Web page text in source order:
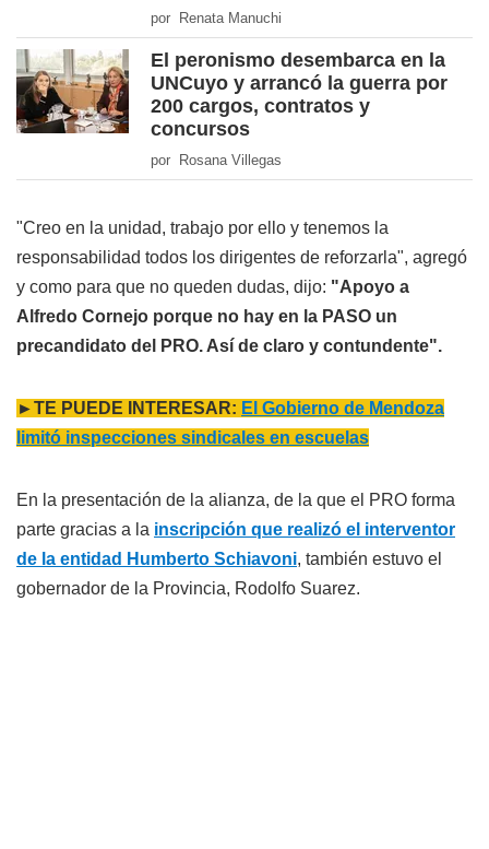
por Renata Manuchi
El peronismo desembarca en la
UNCuyo y arrancó la guerra por
200 cargos, contratos y
concursos
por Rosana Villegas
"Creo en la unidad, trabajo por ello y tenemos la
responsabilidad todos los dirigentes de reforzarla", agregó
y como para que no queden dudas, dijo: "Apoyo a
Alfredo Cornejo porque no hay en la PASO un
precandidato del PRO. Así de claro y contundente".
►TE PUEDE INTERESAR: El Gobierno de Mendoza
limitó inspecciones sindicales en escuelas
En la presentación de la alianza, de la que el PRO forma
parte gracias a la inscripción que realizó el interventor
de la entidad Humberto Schiavoni, también estuvo el
gobernador de la Provincia, Rodolfo Suarez.